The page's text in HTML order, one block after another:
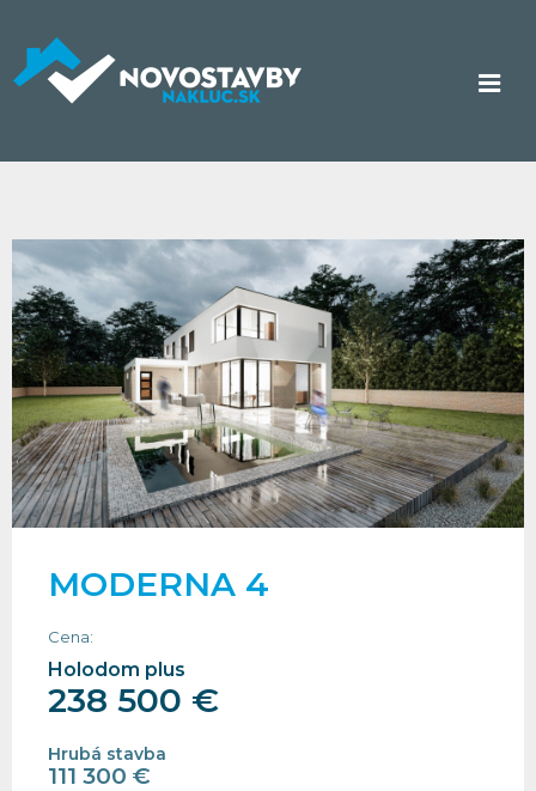
MODERNA 4
Cena:
Holodom plus
238 500 €
Hrubá stavba
111 300 €